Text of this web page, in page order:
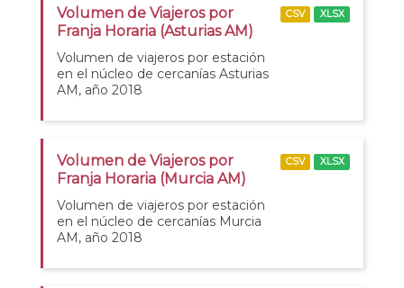
Volumen de Viajeros por
Franja Horaria (Asturias AM)
Volumen de viajeros por estación
en el núcleo de cercanías Asturias
AM, año 2018
CSV XLSX
Volumen de Viajeros por
Franja Horaria (Murcia AM)
Volumen de viajeros por estación
en el núcleo de cercanías Murcia
AM, año 2018
CSV XLSX